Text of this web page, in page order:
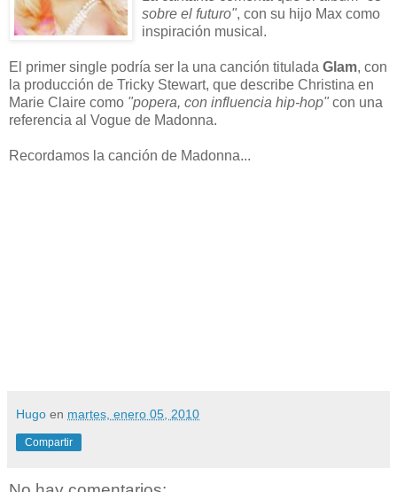
sobre el futuro", con su hijo Max como
inspiración musical.
El primer single podría ser la una canción titulada Glam, con
la producción de Tricky Stewart, que describe Christina en
Marie Claire como "popera, con influencia hip-hop" con una
referencia al Vogue de Madonna.
Recordamos la canción de Madonna...
Hugo en martes, enero 05, 2010
Compartir